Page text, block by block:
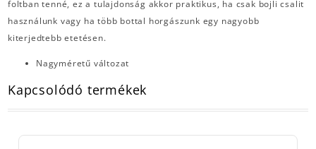
foltban tenné, ez a tulajdonság akkor praktikus, ha csak bojli csalit
használunk vagy ha több bottal horgászunk egy nagyobb
kiterjedtebb etetésen.
Nagyméretű változat
Kapcsolódó termékek